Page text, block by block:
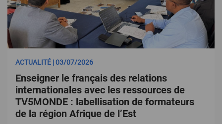
ACTUALITÉ | 03/07/2026
Enseigner le français des relations
internationales avec les ressources de
TV5MONDE : labellisation de formateurs
de la région Afrique de l’Est